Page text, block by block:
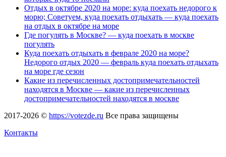
Отдых в октябре 2020 на море: куда поехать недорого к
морю; Советуем, куда поехать отдыхать — куда поехать
на отдых в октябре на море
Где погулять в Москве? — куда поехать в москве
погулять
Куда поехать отдыхать в феврале 2020 на море?
Недорого отдых 2020 — февраль куда поехать отдыхать
на море где сезон
Какие из перечисленных достопримечательностей
находятся в Москве — какие из перечисленных
достопримечательностей находятся в москве
2017-2026 © https://votezde.ru Все права защищены
Контакты